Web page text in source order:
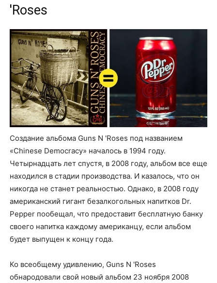
'Roses
Создание альбома Guns N 'Roses под названием
«Chinese Democracy» началось в 1994 году.
Четырнадцать лет спустя, в 2008 году, альбом все еще
находился в стадии производства. И казалось, что он
никогда не станет реальностью. Однако, в 2008 году
американский гигант безалкогольных напитков Dr.
Pepper пообещал, что предоставит бесплатную банку
своего напитка каждому американцу, если альбом
будет выпущен к концу года.
Ко всеобщему удивлению, Guns N 'Roses
обнародовали свой новый альбом 23 ноября 2008